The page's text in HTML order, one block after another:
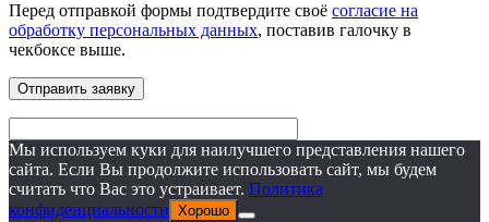
Перед отправкой формы подтвердите своё согласие на
обработку персональных данных, поставив галочку в
чекбоксе выше.
Мы используем куки для наилучшего представления нашего
сайта. Если Вы продолжите использовать сайт, мы будем
считать что Вас это устраивает. Политика
конфиденциальности Хорошо